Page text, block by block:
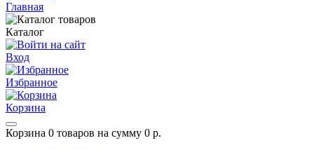
Главная
Каталог
Вход
Избранное
Корзина
Корзина 0 товаров на сумму 0 р.